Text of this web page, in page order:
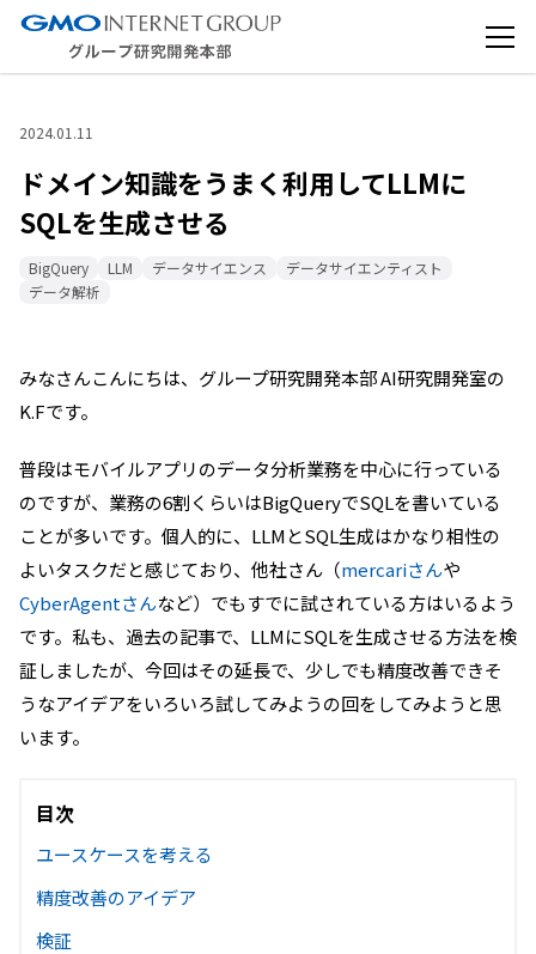
2024.01.11
ドメイン知識をうまく利用してLLMに
SQLを生成させる
BigQuery LLM データサイエンス
データサイエンティスト
データ解析
みなさんこんにちは、グループ研究開発本部 AI研究開発室の
K.Fです。
普段はモバイルアプリのデータ分析業務を中心に行っている
のですが、業務の6割くらいはBigQueryでSQLを書いている
ことが多いです。個人的に、LLMとSQL生成はかなり相性の
よいタスクだと感じており、他社さん（mercariさんや
CyberAgentさんなど）でもすでに試されている方はいるよう
です。私も、過去の記事で、LLMにSQLを生成させる方法を検
証しましたが、今回はその延長で、少しでも精度改善できそ
うなアイデアをいろいろ試してみようの回をしてみようと思
います。
目次
ユースケースを考える
精度改善のアイデア
検証